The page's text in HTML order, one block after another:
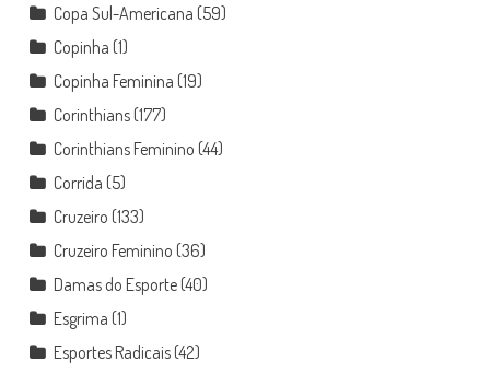
Copa Sul-Americana (59)
Copinha (1)
Copinha Feminina (19)
Corinthians(177)
Corinthians Feminino (44)
Corrida (5)
Cruzeiro (133)
Cruzeiro Feminino (36)
Damas do Esporte(40)
Esgrima (1)
Esportes Radicais(42)